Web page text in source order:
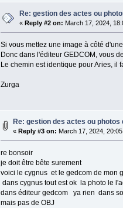
Re: gestion des actes ou
« Reply #2 on: March 17, 2024,
Si vous mettez une image à côté
Donc dans l'éditeur GEDCOM, vous
Le chemin est identique pour Aries, il
Zurga
Re: gestion des actes ou
« Reply #3 on: March 17, 2024,
re bonsoir
je doit être bête surement
voici le cygnus et le gedcom de mon
dans cygnus tout est ok la photo le
dans éditeur gedcom ya rien dans
mais pas de OBJ